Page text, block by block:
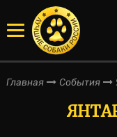
Главная События